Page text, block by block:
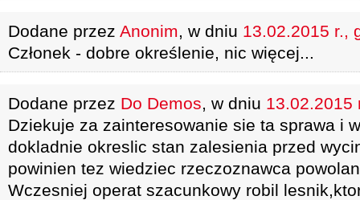
Dodane przez Anonim, w dniu 13.02.2015 r.,
Członek - dobre określenie, nic więcej...
Dodane przez Do Demos, w dniu 13.02.2015
Dziekuje za zainteresowanie sie ta sprawa i
dokladnie okreslic stan zalesienia przed
powinien tez wiedziec rzeczoznawca
Wczesniej operat szacunkowy robil